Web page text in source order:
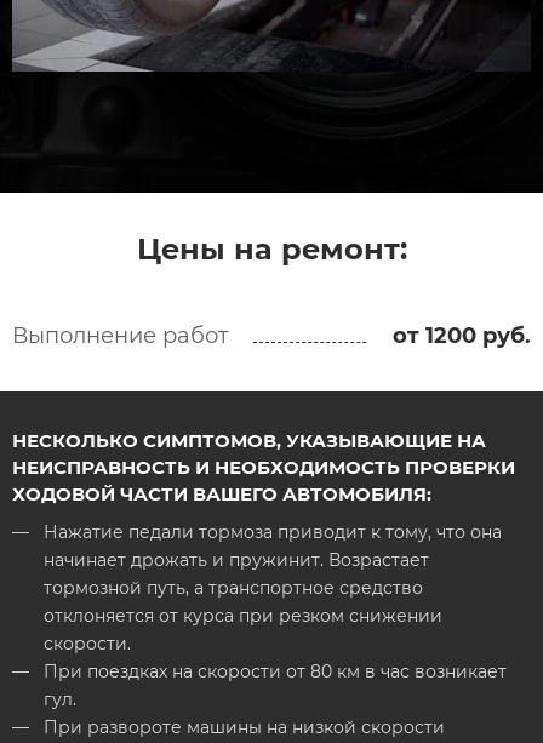
Цены на ремонт:
Выполнение работ от 1200 руб.
НЕСКОЛЬКО СИМПТОМОВ, УКАЗЫВАЮЩИЕ НА
НЕИСПРАВНОСТЬ И НЕОБХОДИМОСТЬ ПРОВЕРКИ
ХОДОВОЙ ЧАСТИ ВАШЕГО АВТОМОБИЛЯ:
Нажатие педали тормоза приводит к тому, что она
начинает дрожать и пружинит. Возрастает
тормозной путь, а транспортное средство
отклоняется от курса при резком снижении
скорости.
При поездках на скорости от 80 км в час возникает
гул.
При развороте машины на низкой скорости